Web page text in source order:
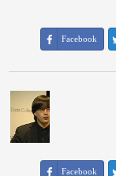
Facebook
Facebook